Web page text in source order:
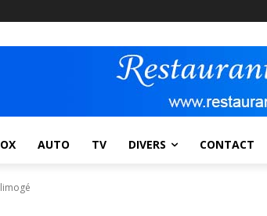
AUTO TV DIVERS CONTACT